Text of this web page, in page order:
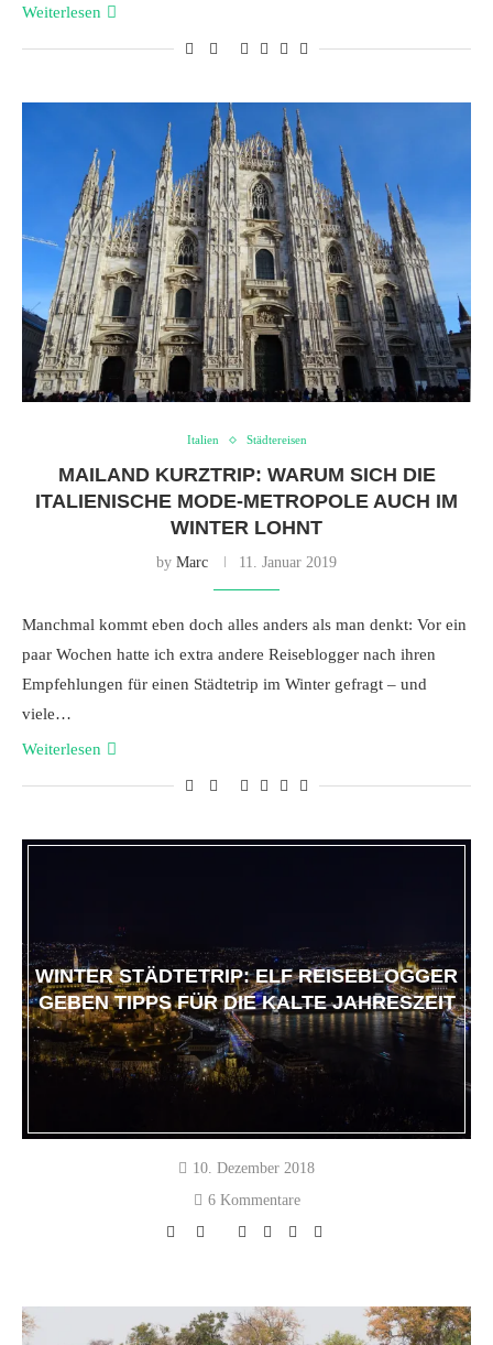
Weiterlesen
Italien Städtereisen
MAILAND KURZTRIP: WARUM SICH DIE
ITALIENISCHE MODE-METROPOLE AUCH IM
WINTER LOHNT
by Marc 11. Januar 2019
Manchmal kommt eben doch alles anders als man denkt: Vor ein
paar Wochen hatte ich extra andere Reiseblogger nach ihren
Empfehlungen für einen Städtetrip im Winter gefragt – und
viele…
Weiterlesen
WINTER STÄDTETRIP: ELF REISEBLOGGER
GEBEN TIPPS FÜR DIE KALTE JAHRESZEIT
10. Dezember 2018
6 Kommentare